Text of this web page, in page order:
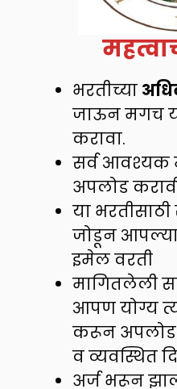
भरतीच्या
जाऊन मगच
करावा.
सर्व आवश्यक
अपलोड
या
जोडून
इमेल वरती
मागितलेली
आपण योग्य
करून अपलोड
व व्यवस्थित
अर्ज भरून